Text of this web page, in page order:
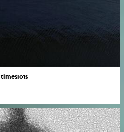
timeslots